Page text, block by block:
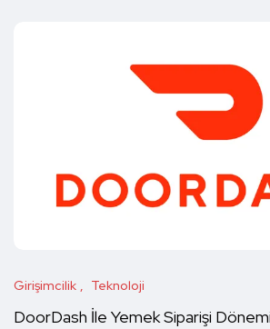
Girişimcilik Teknoloji
DoorDash İle Yemek Siparişi